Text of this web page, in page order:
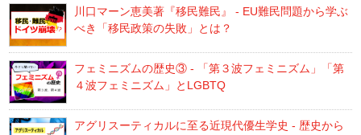
川口マーン恵美著『移民難民』 - EU難民問題から学ぶ
べき「移民政策の失敗」とは？
フェミニズムの歴史③ - 「第３波フェミニズム」「第
４波フェミニズム」とLGBTQ
アグリスーティカルに至る近現代優生学史 - 歴史から